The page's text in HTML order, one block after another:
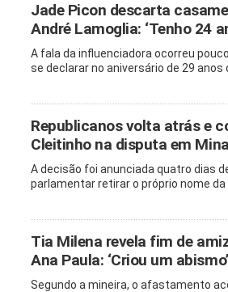
Jade Picon descarta
André Lamoglia: ‘Tenho 24
A fala da influenciadora ocorreu
se declarar no aniversário de 29 anos
Republicanos volta atrás e
Cleitinho na disputa em
A decisão foi anunciada quatro dias
parlamentar retirar o próprio nome
Tia Milena revela fim de
Ana Paula: ‘Criou um abismo’
Segundo a mineira, o afastamento